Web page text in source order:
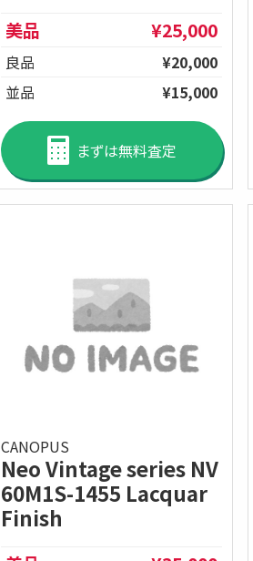
美品 ¥25,000
良品
¥20,000
並品
¥15,000
まずは無料査定
CANOPUS
Neo Vintage series NV
60M1S-1455 Lacquar
Finish